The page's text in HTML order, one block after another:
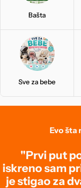
Bašta
Sve za bebe
Evo šta
"Prvi put
iskreno sam
je stigao za